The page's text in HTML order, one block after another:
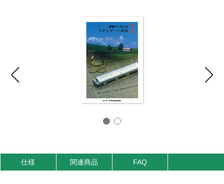
仕様 関連商品 FAQ